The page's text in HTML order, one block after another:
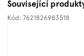
Související
Kód: 7621826983518